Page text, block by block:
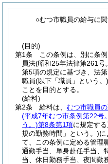
○むつ市職員の給与に
(目的)
第1条
この条例は、別に条
員法(昭和25年法律第261号
第5項の規定に基づき、法
職員(以下「職員」という。)
ことを目的とする。
(給料)
第2条
給料は、 むつ市職員
(平成7年むつ市条例第22号
う。)第8条第1項に規定す
規の勤務時間」という。)に
て、この条例に定める管理
通勤手当、単身赴任手当、
当、休日勤務手当、夜間勤